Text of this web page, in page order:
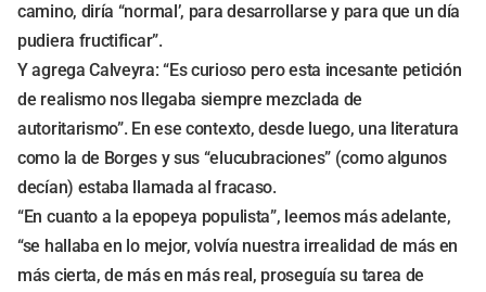
camino, diría “normal’, para desarrollarse y para que un día
pudiera fructificar”.
Y agrega Calveyra: “Es curioso pero esta incesante petición
de realismo nos llegaba siempre mezclada de
autoritarismo”. En ese contexto, desde luego, una literatura
como la de Borges y sus “elucubraciones” (como algunos
decían) estaba llamada al fracaso.
“En cuanto a la epopeya populista”, leemos más adelante,
“se hallaba en lo mejor, volvía nuestra irrealidad de más en
más cierta, de más en más real, proseguía su tarea de